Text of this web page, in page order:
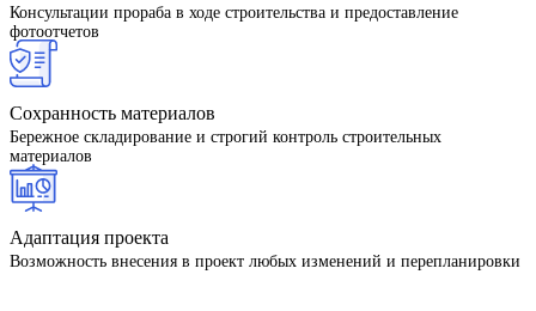
Консультации прораба в ходе строительства и предоставление
фотоотчетов
Сохранность материалов
Бережное складирование и строгий контроль строительных
материалов
Адаптация проекта
Возможность внесения в проект любых изменений и перепланировки